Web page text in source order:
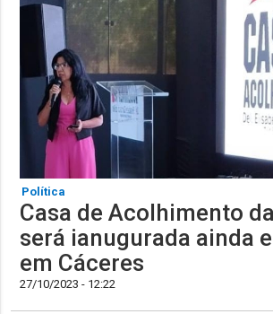
Política
Casa de Acolhimento
será ianugurada ainda
em Cáceres
27/10/2023 - 12:22